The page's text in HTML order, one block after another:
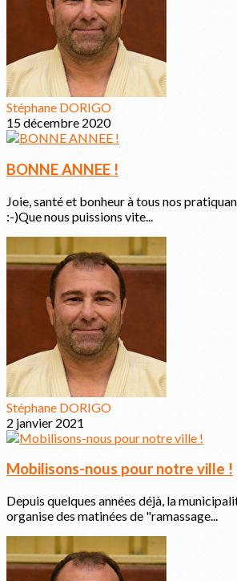
Stéphane DORIGO
15 décembre 2020
BONNE ANNEE !
Joie, santé et bonheur à tous nos
:-)Que nous puissions vite...
Stéphane DORIGO
2 janvier 2021
Mobilisons-nous pour notre ville !
Depuis quelques années déjà, la
organise des matinées de "ramassage...